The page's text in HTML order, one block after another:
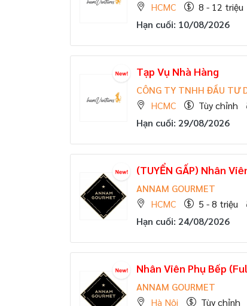
HCMC
8 - 12 triệu
Hạn cuối: 10/08/2026
Tạp Vụ Nhà Hàng
CÔNG TY TNHH ĐẦU TƯ
HCMC
Tùy chỉnh
Hạn cuối: 29/08/2026
(TUYỂN GẤP) Nhân
ANNAM GOURMET
HCMC
5 - 8 triệu
Hạn cuối: 24/08/2026
Nhân Viên Phụ Bếp
ANNAM GOURMET
Hà Nội
Tùy chỉnh